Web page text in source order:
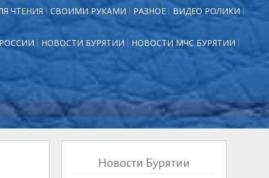
ЧТЕНИЯ СВОИМИ РУКАМИ РАЗНОЕ ВИДЕО РОЛИКИ
НОВОСТИ БУРЯТИИ НОВОСТИ МЧС БУРЯТИИ
Новости Бурятии